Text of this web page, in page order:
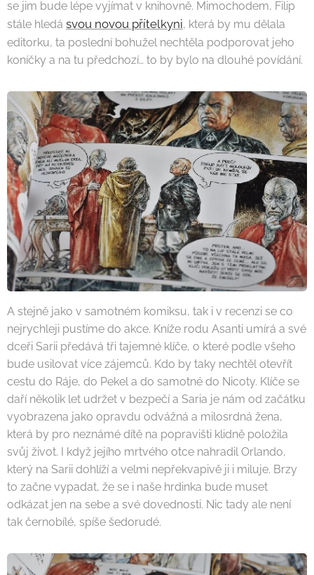
se jim bude lépe vyjímat v knihovně. Mimochodem, Filip
stále hledá svou novou přítelkyni, která by mu dělala
editorku, ta poslední bohužel nechtěla podporovat jeho
koníčky a na tu předchozí… to by bylo na dlouhé povídání.
A stejně jako v samotném komiksu, tak i v recenzi se co
nejrychleji pustíme do akce. Kníže rodu Asanti umírá a své
dceři Sarii předává tři tajemné klíče, o které podle všeho
bude usilovat více zájemců. Kdo by taky nechtěl otevřít
cestu do Ráje, do Pekel a do samotné do Nicoty. Klíče se
daří několik let udržet v bezpečí a Saria je nám od začátku
vyobrazena jako opravdu odvážná a milosrdná žena,
která by pro neznámé dítě na popravišti klidně položila
svůj život. I když jejího mrtvého otce nahradil Orlando,
který na Sarii dohlíží a velmi nepřekvapivě ji i miluje. Brzy
to začne vypadat, že se i naše hrdinka bude muset
odkázat jen na sebe a své dovednosti. Nic tady ale není
tak černobílé, spíše šedorudé.